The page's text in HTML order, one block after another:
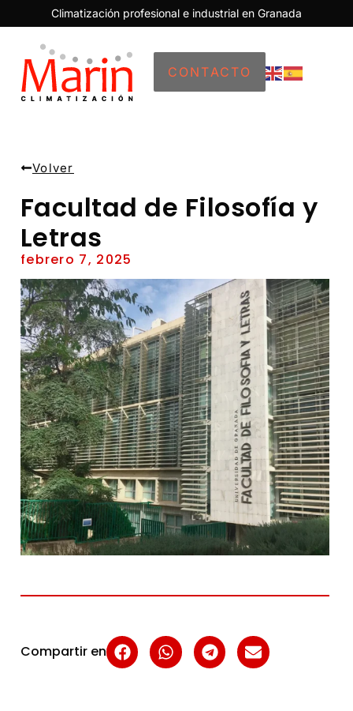
Climatización profesional e industrial en Granada
CONTACTO
Volver
Facultad de Filosofía y
Letras
febrero 7, 2025
Compartir en